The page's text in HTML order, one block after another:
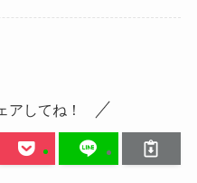
アしてね！